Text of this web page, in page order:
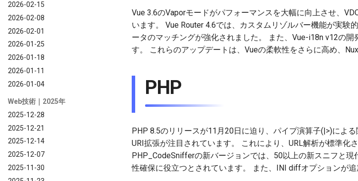
2026-02-15
2026-02-08
2026-02-01
2026-01-25
2026-01-18
2026-01-11
2026-01-04
Web技術｜2025年
2025-12-28
2025-12-21
2025-12-14
2025-12-07
2025-11-30
Vue 3.6のVaporモードがパフォーマンスを大幅に向上させ、
います。 Vue Router 4.6では、カスタムリゾルバー機能が実験
ータのマッチングが強化されました。 また、Vue-i18n v12の
す。 これらのアップデートは、Vueの柔軟性をさらに高め、
PHP
PHP 8.5のリリースが11月20日に迫り、パイプ演算子(|>)によ
URI拡張が注目されています。 これにより、URL解析が標準化
PHP_CodeSnifferの新バージョンでは、50以上の新スニフと
性確保に役立つとされています。 また、INI diffオプションが